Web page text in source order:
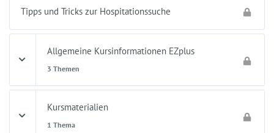
Tipps und Tricks zur Hospitationssuche
Allgemeine Kursinformationen EZplus
3 Themen
Kursmaterialien
1 Thema